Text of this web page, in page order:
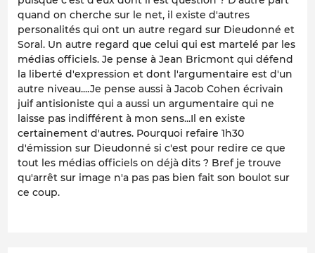
quand on cherche sur le net, il existe d'autres
personalités qui ont un autre regard sur Dieudonné et
Soral. Un autre regard que celui qui est martelé par les
médias officiels. Je pense à Jean Bricmont qui défend
la liberté d'expression et dont l'argumentaire est d'un
autre niveau....Je pense aussi à Jacob Cohen écrivain
juif antisioniste qui a aussi un argumentaire qui ne
laisse pas indifférent à mon sens...Il en existe
certainement d'autres. Pourquoi refaire 1h30
d'émission sur Dieudonné si c'est pour redire ce que
tout les médias officiels on déjà dits ? Bref je trouve
qu'arrêt sur image n'a pas pas bien fait son boulot sur
ce coup.